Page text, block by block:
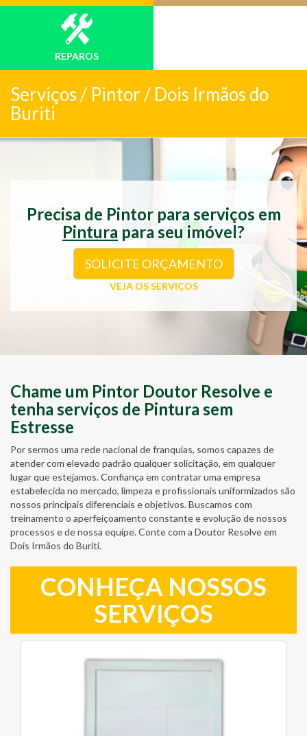
REPAROS
Serviços / Pintor / Dois Irmãos do
Buriti
Precisa de Pintor para serviços em
Pintura para seu imóvel?
SOLICITE ORÇAMENTO
VEJA OS SERVIÇOS
Chame um Pintor Doutor Resolve e
tenha serviços de Pintura sem
Estresse
Por sermos uma rede nacional de franquias, somos capazes de
atender com elevado padrão qualquer solicitação, em qualquer
lugar que estejamos. Confiança em contratar uma empresa
estabelecida no mercado, limpeza e profissionais uniformizados são
nossos principais diferenciais e objetivos. Buscamos com
treinamento o aperfeiçoamento constante e evolução de nossos
processos e de nossa equipe. Conte com a Doutor Resolve em
Dois Irmãos do Buriti.
CONHEÇA NOSSOS
SERVIÇOS